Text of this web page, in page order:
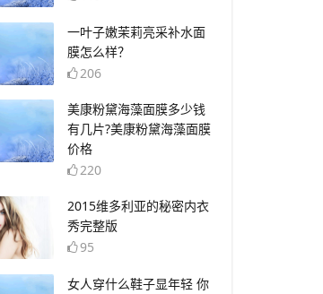
​一叶子嫩茉莉亮采补水面
膜怎么样？
206
​美康粉黛海藻面膜多少钱
有几片?美康粉黛海藻面膜
价格
220
​2015维多利亚的秘密内衣
秀完整版
95
​女人穿什么鞋子显年轻 你